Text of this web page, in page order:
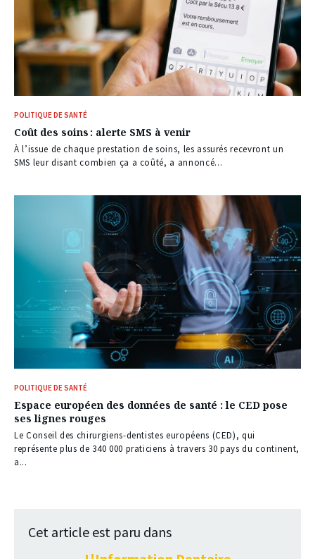
POLITIQUE DE SANTÉ
Coût des soins : alerte SMS à venir
À l’issue de chaque prestation de soins, les assurés recevront un
SMS leur disant combien ça a coûté, a annoncé...
POLITIQUE DE SANTÉ
Espace européen des données de santé : le CED pose
ses lignes rouges
Le Conseil des chirurgiens-dentistes européens (CED), qui
représente plus de 340 000 praticiens à travers 30 pays du continent,
a...
Cet article est paru dans